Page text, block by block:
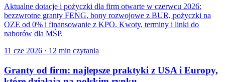
Aktualne dotacje i pożyczki dla firm otwarte w czerwcu 2026:
bezzwrotne granty FENG, bony rozwojowe z BUR, pożyczki na
OZE od 0% i finansowanie z KPO. Kwoty, terminy i linki do
naborów dla MŚP.
11 cze 2026 · 12 min czytania
Granty od firm: najlepsze praktyki z USA i Europy,